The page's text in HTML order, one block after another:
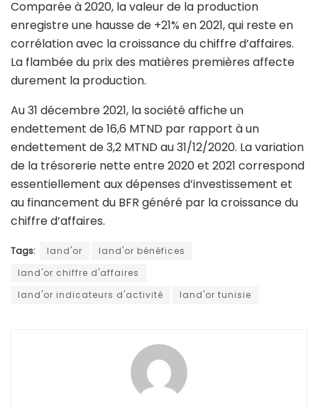
Comparée à 2020, la valeur de la production
enregistre une hausse de +21% en 2021,qui reste en
corrélation avec la croissance du chiffre d’affaires.
La flambée du prix des matières premières affecte
durement la production.
Au 31 décembre 2021, la société affiche un
endettement de 16,6 MTND par rapport à un
endettement de 3,2 MTND au 31/12/2020. La variation
de la trésorerie nette entre 2020 et 2021 correspond
essentiellement aux dépenses d’investissement et
au financement du BFR généré par la croissance du
chiffre d’affaires.
Tags: land'or
land'or bénéfices
land'or chiffre d'affaires
land'or indicateurs d'activité
land'or tunisie